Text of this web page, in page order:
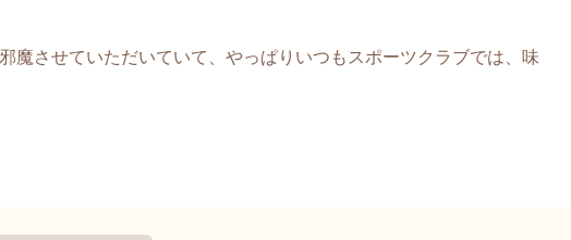
魔させていただいていて、やっぱりいつもスポーツクラブでは、味